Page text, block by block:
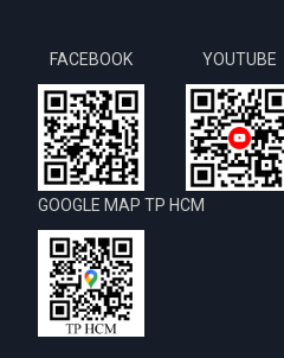
FACEBOOK YOUTUBE
GOOGLE MAP TP HCM